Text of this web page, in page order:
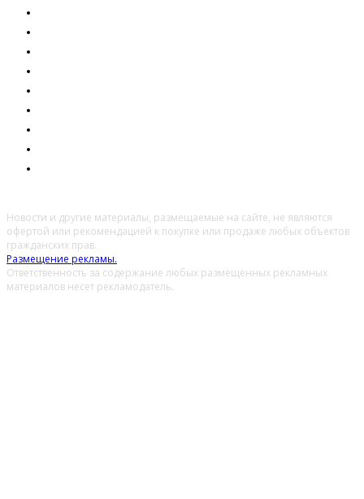
Новости и другие материалы, размещаемые на сайте, не являются
офертой или рекомендацией к покупке или продаже любых объектов
гражданских прав.
Размещение рекламы.
Ответственность за содержание любых размещенных рекламных
материалов несет рекламодатель.